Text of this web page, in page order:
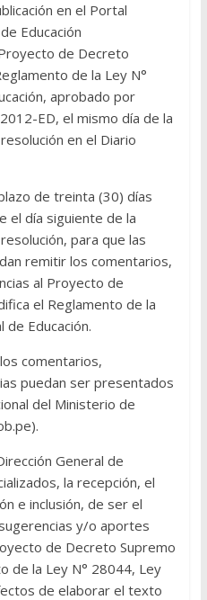
en el Portal
Educación
de Decreto
de la Ley N°
aprobado por
ED, el mismo día de la
en el Diario
de treinta (30) días
el día siguiente de la
para que las
remitir los comentarios,
al Proyecto de
el Reglamento de la
de Educación.
comentarios,
puedan ser presentados
del Ministerio de
).
General de
la recepción, el
e inclusión, de ser el
y/o aportes
de Decreto Supremo
de la Ley N° 28044, Ley
de elaborar el texto